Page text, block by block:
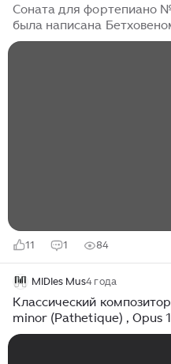
Соната для фортепиано
была написана
посвящена ученице
11 1 84
MIDIes Mus4 года
Классический
minor (Pathetique) , Opus
пианино от MIDIes Mus